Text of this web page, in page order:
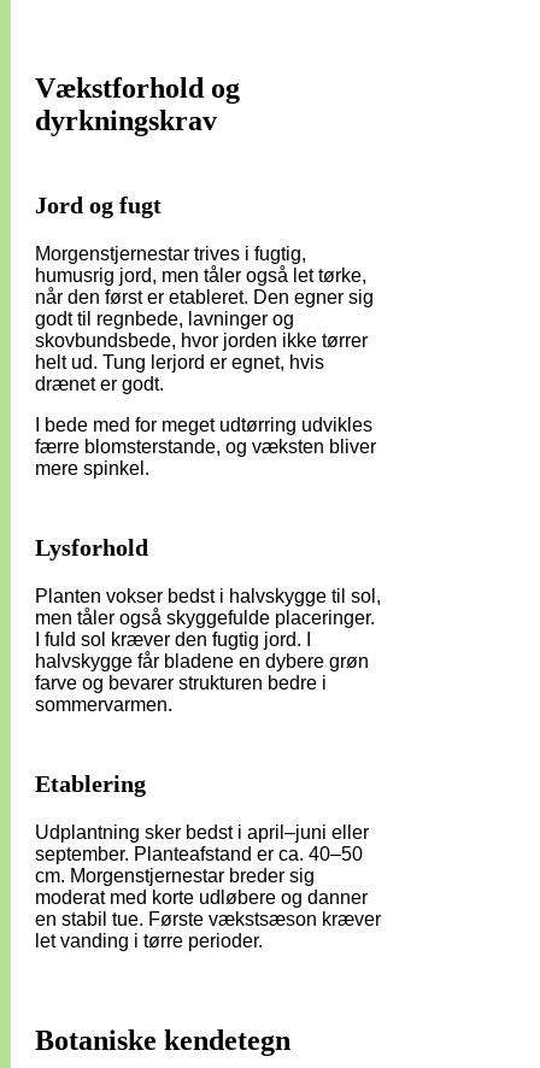
Vækstforhold og
dyrkningskrav
Jord og fugt
Morgenstjernestar trives i fugtig,
humusrig jord, men tåler også let tørke,
når den først er etableret. Den egner sig
godt til regnbede, lavninger og
skovbundsbede, hvor jorden ikke tørrer
helt ud. Tung lerjord er egnet, hvis
drænet er godt.
I bede med for meget udtørring udvikles
færre blomsterstande, og væksten bliver
mere spinkel.
Lysforhold
Planten vokser bedst i halvskygge til sol,
men tåler også skyggefulde placeringer.
I fuld sol kræver den fugtig jord. I
halvskygge får bladene en dybere grøn
farve og bevarer strukturen bedre i
sommervarmen.
Etablering
Udplantning sker bedst i april–juni eller
september. Planteafstand er ca. 40–50
cm. Morgenstjernestar breder sig
moderat med korte udløbere og danner
en stabil tue. Første vækstsæson kræver
let vanding i tørre perioder.
Botaniske kendetegn